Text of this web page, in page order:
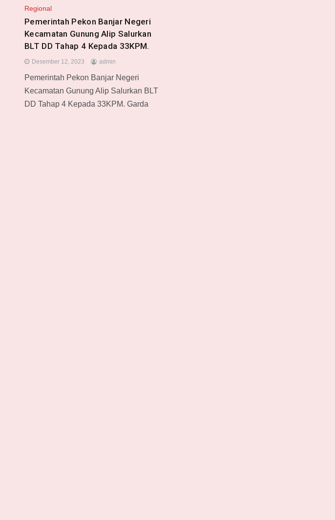
Regional
Pemerintah Pekon Banjar Negeri
Kecamatan Gunung Alip Salurkan
BLT DD Tahap 4 Kepada 33KPM.
Desember 12, 2023 admin
Pemerintah Pekon Banjar Negeri
Kecamatan Gunung Alip Salurkan BLT
DD Tahap 4 Kepada 33KPM. Garda